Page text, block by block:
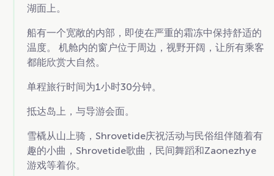
湖面上。
船有一个宽敞的内部，即使在严重的霜冻中保持舒适的
温度。 机舱内的窗户位于周边，视野开阔，让所有乘客
都能欣赏大自然。
单程旅行时间为1小时30分钟。
抵达岛上，与导游会面。
雪橇从山上骑，Shrovetide庆祝活动与民俗组伴随着有
趣的小曲，Shrovetide歌曲，民间舞蹈和Zaonezhye
游戏等着你。